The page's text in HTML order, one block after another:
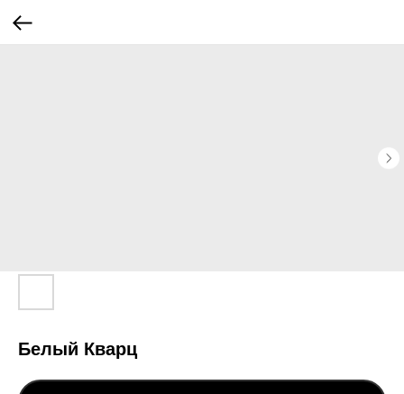
Белый Кварц